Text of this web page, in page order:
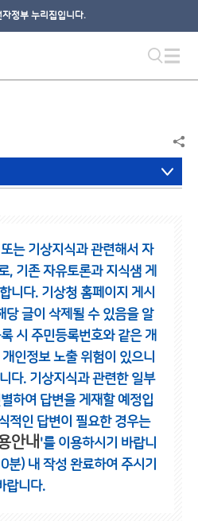
정부 누리집입니다.
는 기상지식과 관련해서 자
, 기존 자유토론과 지식샘 게
니다. 기상청 홈페이지 게시
당 글이 삭제될 수 있음을 알
시 주민등록번호와 같은 개
인정보 노출 위험이 있으니
다. 기상지식과 관련한 일부
하여 답변을 게재할 예정입
적인 답변이 필요한 경우는
안내 '를 이용하시기 바랍니
분) 내 작성 완료하여 주시기
랍니다.